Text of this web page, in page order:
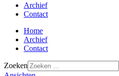
Archief
Contact
Home
Archief
Contact
Zoeken